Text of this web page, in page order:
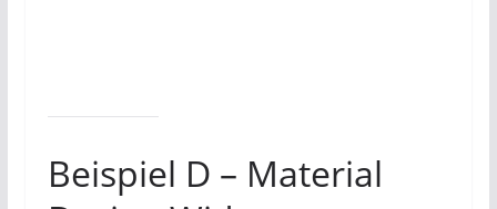
Beispiel D – Material